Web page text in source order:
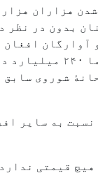
هزاران هزار
بدون در نظر
آوارگان افغان
افغانستان عزیز ما
شوروی سابق
به سایر
قیمتی